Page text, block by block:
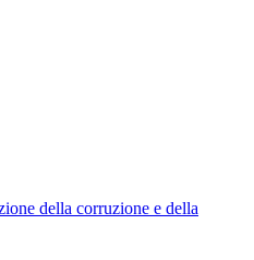
della corruzione e della